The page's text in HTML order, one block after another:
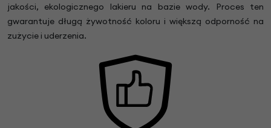
jakości, ekologicznego lakieru na bazie wody. Proces ten
gwarantuje długą żywotność koloru i większą odporność na
zużycie i uderzenia.